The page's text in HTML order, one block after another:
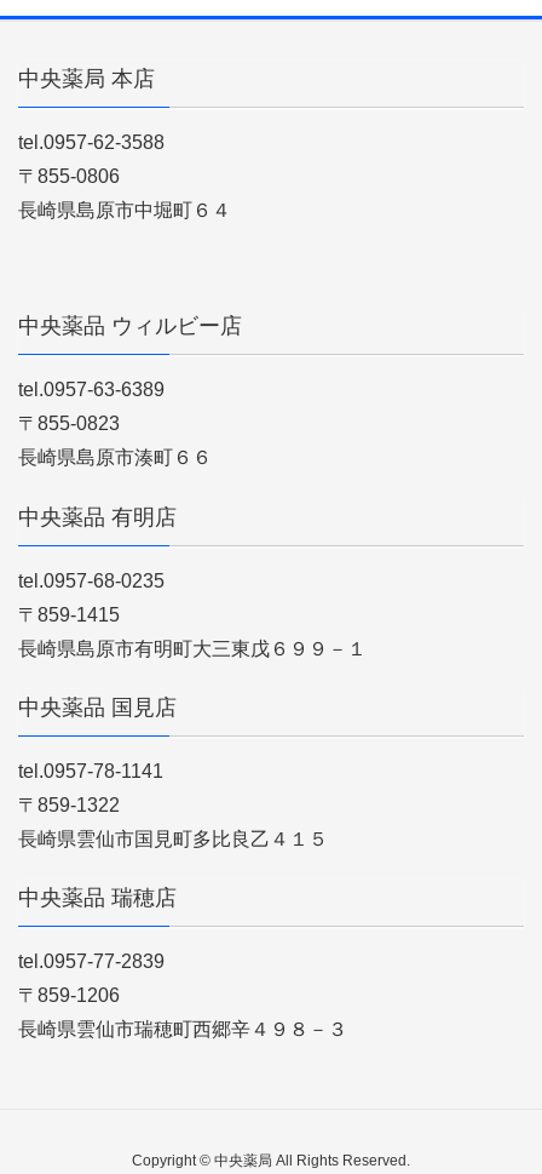
中央薬局 本店
tel.0957-62-3588
〒855-0806
長崎県島原市中堀町６４
中央薬品 ウィルビー店
tel.0957-63-6389
〒855-0823
長崎県島原市湊町６６
中央薬品 有明店
tel.0957-68-0235
〒859-1415
長崎県島原市有明町大三東戊６９９－１
中央薬品 国見店
tel.0957-78-1141
〒859-1322
長崎県雲仙市国見町多比良乙４１５
中央薬品 瑞穂店
tel.0957-77-2839
〒859-1206
長崎県雲仙市瑞穂町西郷辛４９８－３
Copyright © 中央薬局 All Rights Reserved.